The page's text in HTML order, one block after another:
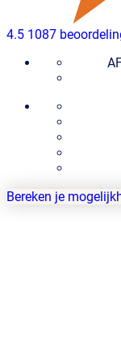
4.5 1087
Bereken je